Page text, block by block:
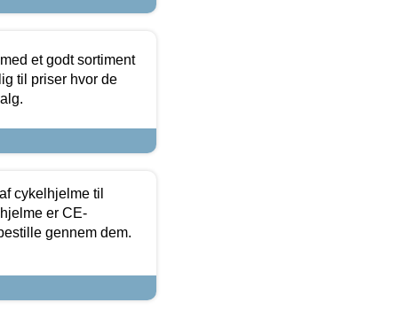
et godt sortiment
til priser hvor de
cykelhjelme til
er CE-
gennem dem.